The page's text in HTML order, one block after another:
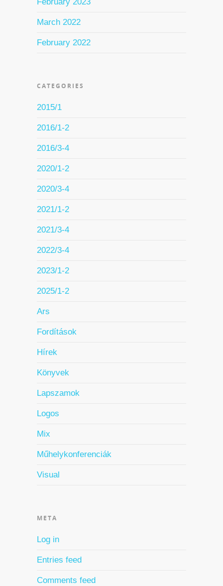
March 2022
February 2022
CATEGORIES
2015/1
2016/1-2
2016/3-4
2020/1-2
2020/3-4
2021/1-2
2021/3-4
2022/3-4
2023/1-2
2025/1-2
Ars
Fordítások
Hírek
Könyvek
Lapszamok
Logos
Mix
Műhelykonferenciák
Visual
META
Log in
Entries feed
Comments feed